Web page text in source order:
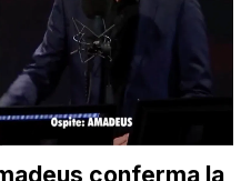
conferma la